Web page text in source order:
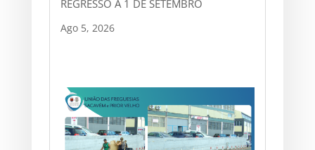
REGRESSO A 1 DE SETEMBRO
Ago 5, 2026